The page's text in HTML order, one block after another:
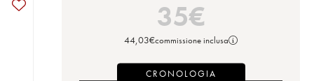
35€
44,03€commissione inclusa
CRONOLOGIA